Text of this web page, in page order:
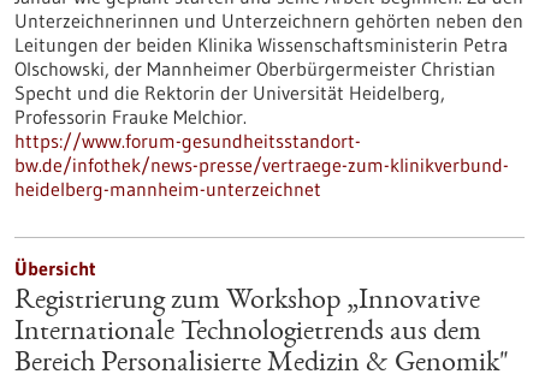
Unterzeichnerinnen und Unterzeichnern gehörten neben den
Leitungen der beiden Klinika Wissenschaftsministerin Petra
Olschowski, der Mannheimer Oberbürgermeister Christian
Specht und die Rektorin der Universität Heidelberg,
Professorin Frauke Melchior.
https://www.forum-gesundheitsstandort-
bw.de/infothek/news-presse/vertraege-zum-klinikverbund-
heidelberg-mannheim-unterzeichnet
Übersicht
Registrierung zum Workshop „Innovative
Internationale Technologietrends aus dem
Bereich Personalisierte Medizin & Genomik"